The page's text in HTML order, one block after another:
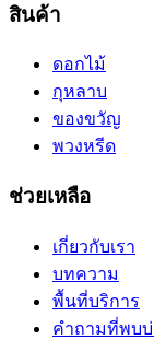
สินค้า
ดอกไม้
กุหลาบ
ของขวัญ
พวงหรีด
ช่วยเหลือ
เกี่ยวกับเรา
บทความ
พื้นที่บริการ
คำถามที่พบ